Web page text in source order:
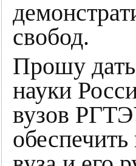
свобод.
Прошу
науки
вузов